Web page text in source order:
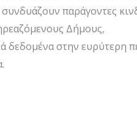
παράγοντες
Δήμους,
δεδομένα στην ευρύτερη